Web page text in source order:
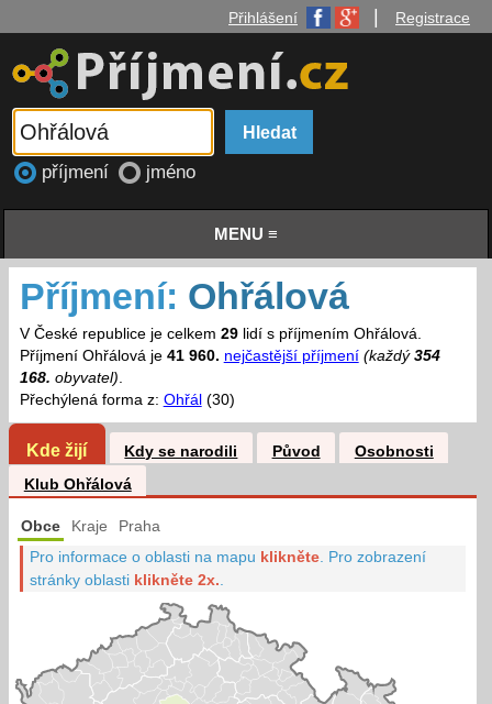
Přihlášení Registrace
příjmení jméno
MENU ≡
Příjmení: Ohřálová
V České republice je celkem 29lidí s příjmením Ohřálová.
Příjmení Ohřálová je 41 960. nejčastější příjmení (každý 354
168. obyvatel).
Přechýlená forma z: Ohřál (30)
Kde žijí Kdy se narodili Původ
Osobnosti
Klub Ohřálová
Obce Kraje Praha
Pro informace o oblasti na mapu klikněte Pro zobrazení
stránky oblasti klikněte 2x.